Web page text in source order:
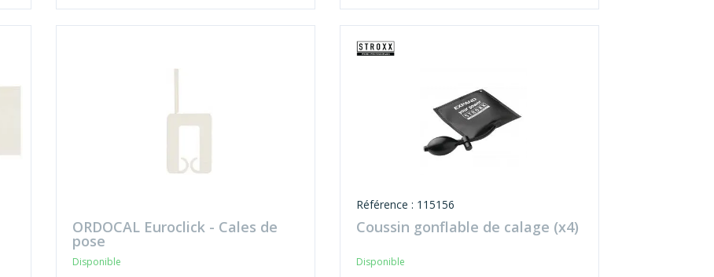
ORDOCAL Euroclick - Cales de
pose
Disponible
Référence : 115156
Coussin gonflable de calage (x4)
Disponible